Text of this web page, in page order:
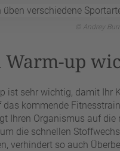
© Andrey
Warm-up
ist sehr wichtig, damit Ihr
das kommende
Ihren Organismus auf die
die schnellen
verhindert so auch